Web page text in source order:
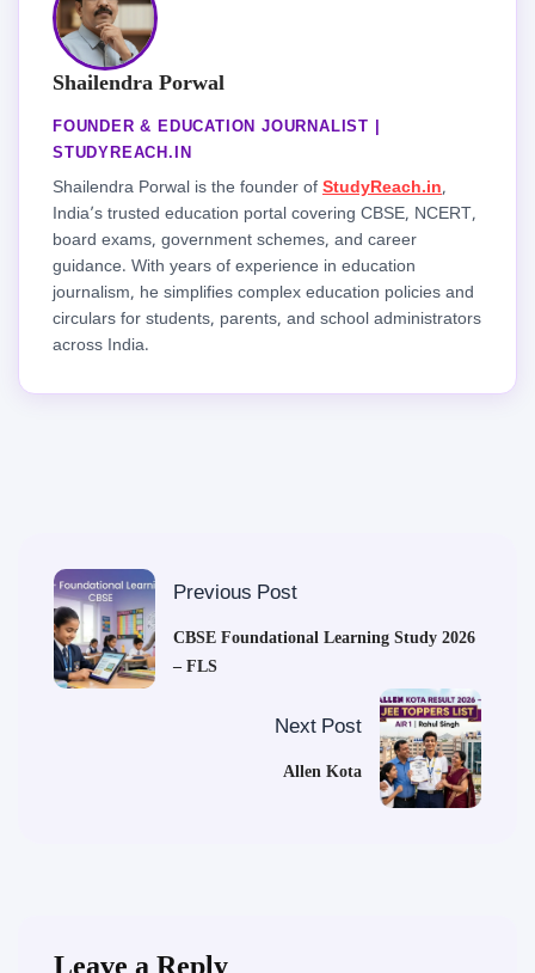
Shailendra Porwal
FOUNDER & EDUCATION JOURNALIST |
STUDYREACH.IN
Shailendra Porwal is the founder of StudyReach.in,
India’s trusted education portal covering CBSE, NCERT,
board exams, government schemes, and career
guidance. With years of experience in education
journalism, he simplifies complex education policies and
circulars for students, parents, and school administrators
across India.
Previous Post
CBSE Foundational Learning Study 2026
– FLS
Next Post
Allen Kota
Leave a Reply